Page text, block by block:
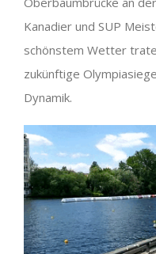
Kanadier und SUP
schönstem Wetter
zukünftige
Dynamik.